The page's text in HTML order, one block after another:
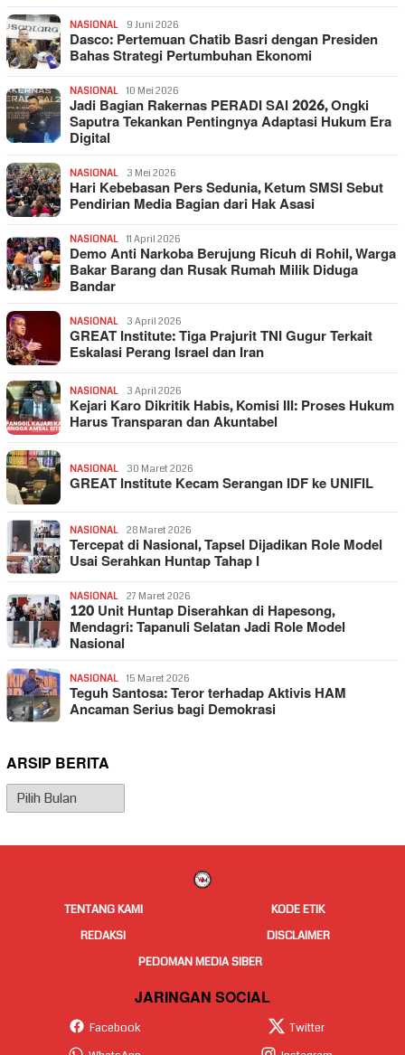
NASIONAL 9 Juni 2026
Dasco: Pertemuan Chatib Basri dengan Presiden
Bahas Strategi Pertumbuhan Ekonomi
NASIONAL 10 Mei 2026
Jadi Bagian Rakernas PERADI SAI 2026, Ongki
Saputra Tekankan Pentingnya Adaptasi Hukum Era
Digital
NASIONAL 3 Mei 2026
Hari Kebebasan Pers Sedunia, Ketum SMSI Sebut
Pendirian Media Bagian dari Hak Asasi
NASIONAL 11 April 2026
Demo Anti Narkoba Berujung Ricuh di Rohil, Warga
Bakar Barang dan Rusak Rumah Milik Diduga
Bandar
NASIONAL 3 April 2026
GREAT Institute: Tiga Prajurit TNI Gugur Terkait
Eskalasi Perang Israel dan Iran
NASIONAL 3 April 2026
Kejari Karo Dikritik Habis, Komisi III: Proses Hukum
Harus Transparan dan Akuntabel
NASIONAL 30 Maret 2026
GREAT Institute Kecam Serangan IDF ke UNIFIL
NASIONAL 28 Maret 2026
Tercepat di Nasional, Tapsel Dijadikan Role Model
Usai Serahkan Huntap Tahap I
NASIONAL 27 Maret 2026
120 Unit Huntap Diserahkan di Hapesong,
Mendagri: Tapanuli Selatan Jadi Role Model
Nasional
NASIONAL 15 Maret 2026
Teguh Santosa: Teror terhadap Aktivis HAM
Ancaman Serius bagi Demokrasi
ARSIP BERITA
Arsip
Berita
TENTANG KAMI
KODE ETIK
REDAKSI
DISCLAIMER
PEDOMAN MEDIA SIBER
JARINGAN SOCIAL
Facebook
Twitter